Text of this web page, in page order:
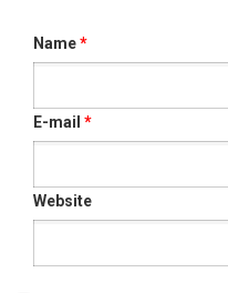
Name*
E-mail *
Website